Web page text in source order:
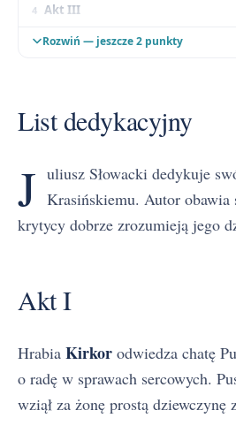
Akt III
Akt IV
Rozwiń — jeszcze 2 punkty
List dedykacyjny
J uliusz Słowacki dedykuje
Krasińskiemu. Autor
krytycy dobrze zrozumieją jego
Akt I
Hrabia Kirkor odwiedza chatę
o radę w sprawach sercowych.
wziął za żonę prostą dziewczynę